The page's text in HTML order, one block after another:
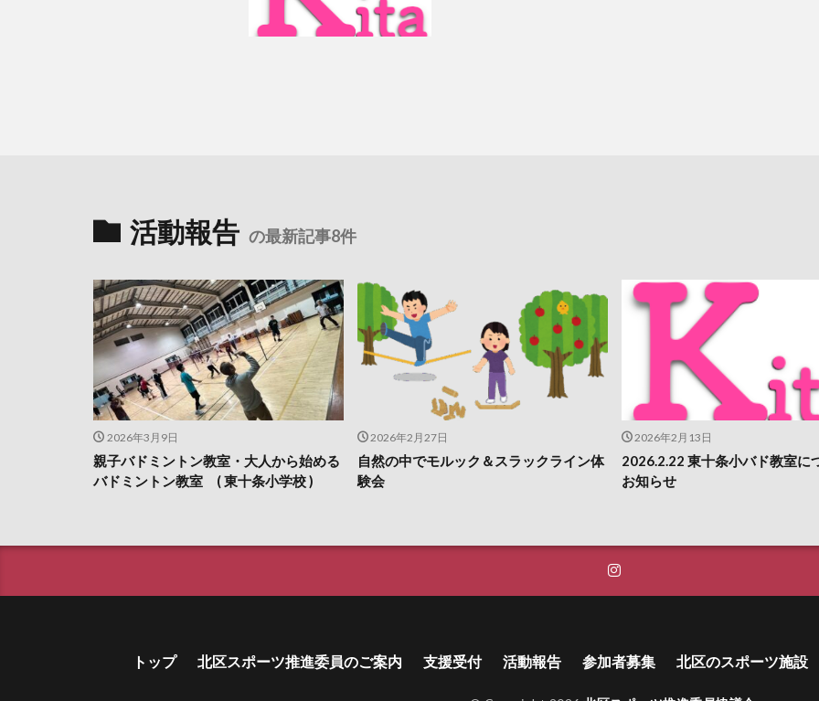
活動報告 の最新記事8件
2026年3月9日
親子バドミントン教室・大人から始める
バドミントン教室 ( 東十条小学校 )
2026年2月27日
自然の中でモルック＆スラックライン体
験会
2026年2月13日
2026.2.22 東十条小バド教室に
お知らせ
トップ 北区スポーツ推進委員のご案内 支援受付 活動報告 参加者募集 北区のスポーツ施設